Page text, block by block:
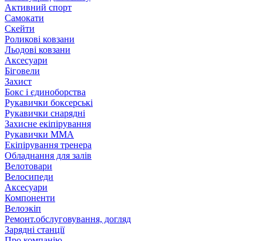
Активний спорт
Самокати
Скейти
Роликові ковзани
Льодові ковзани
Аксесуари
Біговели
Захист
Бокс і єдиноборства
Рукавички боксерські
Рукавички снарядні
Захисне екіпірування
Рукавички ММА
Екіпірування тренера
Обладнання для залів
Велотовари
Велосипеди
Аксесуари
Компоненти
Велоэкіп
Ремонт.обслуговування, догляд
Зарядні станції